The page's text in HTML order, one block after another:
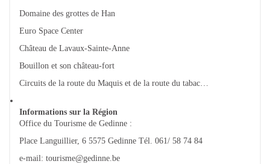
Domaine des grottes de Han
Euro Space Center
Château de Lavaux-Sainte-Anne
Bouillon et son château-fort
Circuits de la route du Maquis et de la route du tabac…
Informations sur la Région
Office du Tourisme de Gedinne :
Place Languillier, 6 5575 Gedinne Tél. 061/ 58 74 84
e-mail: tourisme@gedinne.be